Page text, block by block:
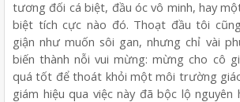
tương đối cá biệt, đầu óc vô minh, hay
biệt tích cực nào đó. Thoạt đầu tôi
giận như muốn sôi gan, nhưng chỉ vài
biến thành nỗi vui mừng: mừng cho cô
quá tốt để thoát khỏi một môi trường
giám hiệu qua việc này đã bộc lộ nguyên